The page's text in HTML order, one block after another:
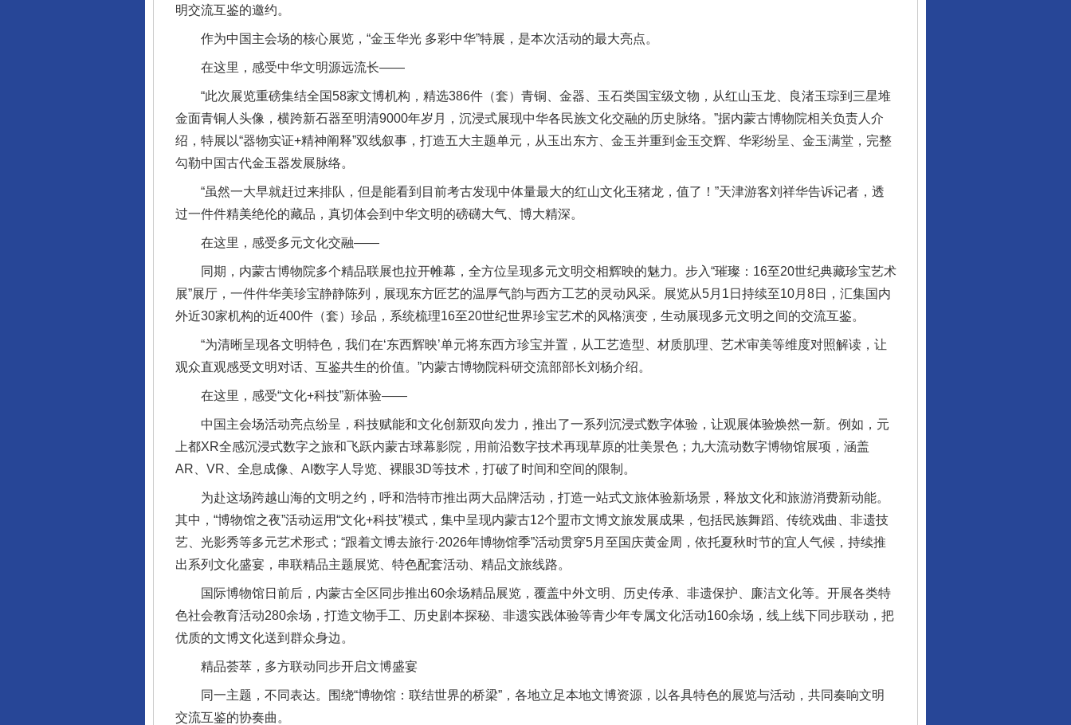
明交流互鉴的邀约。
作为中国主会场的核心展览，“金玉华光 多彩中华”特展，是本次活动的最大亮点。
在这里，感受中华文明源远流长——
“此次展览重磅集结全国58家文博机构，精选386件（套）青铜、金器、玉石类国宝级文物，从红山玉龙、良渚玉琮到三星堆
金面青铜人头像，横跨新石器至明清9000年岁月，沉浸式展现中华各民族文化交融的历史脉络。”据内蒙古博物院相关负责人介
绍，特展以“器物实证+精神阐释”双线叙事，打造五大主题单元，从玉出东方、金玉并重到金玉交辉、华彩纷呈、金玉满堂，完整
勾勒中国古代金玉器发展脉络。
“虽然一大早就赶过来排队，但是能看到目前考古发现中体量最大的红山文化玉猪龙，值了！”天津游客刘祥华告诉记者，透
过一件件精美绝伦的藏品，真切体会到中华文明的磅礴大气、博大精深。
在这里，感受多元文化交融——
同期，内蒙古博物院多个精品联展也拉开帷幕，全方位呈现多元文明交相辉映的魅力。步入“璀璨：16至20世纪典藏珍宝艺术
展”展厅，一件件华美珍宝静静陈列，展现东方匠艺的温厚气韵与西方工艺的灵动风采。展览从5月1日持续至10月8日，汇集国内
外近30家机构的近400件（套）珍品，系统梳理16至20世纪世界珍宝艺术的风格演变，生动展现多元文明之间的交流互鉴。
“为清晰呈现各文明特色，我们在‘东西辉映’单元将东西方珍宝并置，从工艺造型、材质肌理、艺术审美等维度对照解读，让
观众直观感受文明对话、互鉴共生的价值。”内蒙古博物院科研交流部部长刘杨介绍。
在这里，感受“文化+科技”新体验——
中国主会场活动亮点纷呈，科技赋能和文化创新双向发力，推出了一系列沉浸式数字体验，让观展体验焕然一新。例如，元
上都XR全感沉浸式数字之旅和飞跃内蒙古球幕影院，用前沿数字技术再现草原的壮美景色；九大流动数字博物馆展项，涵盖
AR、VR、全息成像、AI数字人导览、裸眼3D等技术，打破了时间和空间的限制。
为赴这场跨越山海的文明之约，呼和浩特市推出两大品牌活动，打造一站式文旅体验新场景，释放文化和旅游消费新动能。
其中，“博物馆之夜”活动运用“文化+科技”模式，集中呈现内蒙古12个盟市文博文旅发展成果，包括民族舞蹈、传统戏曲、非遗技
艺、光影秀等多元艺术形式；“跟着文博去旅行·2026年博物馆季”活动贯穿5月至国庆黄金周，依托夏秋时节的宜人气候，持续推
出系列文化盛宴，串联精品主题展览、特色配套活动、精品文旅线路。
国际博物馆日前后，内蒙古全区同步推出60余场精品展览，覆盖中外文明、历史传承、非遗保护、廉洁文化等。开展各类特
色社会教育活动280余场，打造文物手工、历史剧本探秘、非遗实践体验等青少年专属文化活动160余场，线上线下同步联动，把
优质的文博文化送到群众身边。
精品荟萃，多方联动同步开启文博盛宴
同一主题，不同表达。围绕“博物馆：联结世界的桥梁”，各地立足本地文博资源，以各具特色的展览与活动，共同奏响文明
交流互鉴的协奏曲。